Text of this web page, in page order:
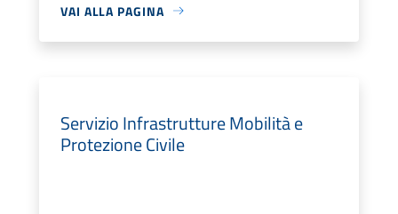
VAI ALLA PAGINA
Servizio Infrastrutture Mobilità e
Protezione Civile